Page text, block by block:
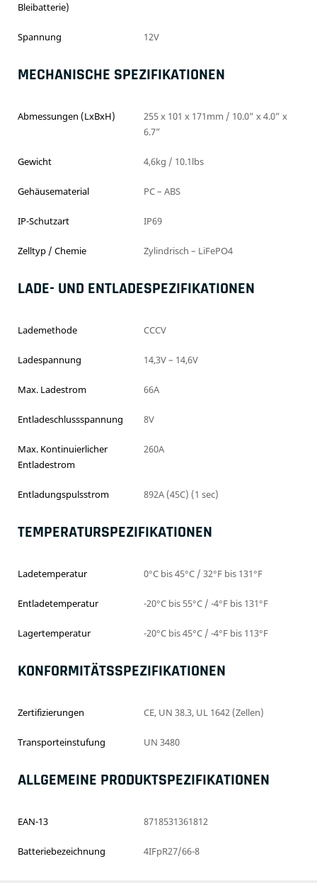
Bleibatterie)
Spannung 12V
MECHANISCHE SPEZIFIKATIONEN
Abmessungen (LxBxH)
255 x 101 x 171mm / 10.0” x 4.0” x
6.7”
Gewicht 4,6kg / 10.1lbs
Gehäusematerial PC – ABS
IP-Schutzart IP69
Zelltyp / Chemie Zylindrisch – LiFePO4
LADE- UND ENTLADESPEZIFIKATIONEN
Lademethode CCCV
Ladespannung 14,3V – 14,6V
Max. Ladestrom 66A
Entladeschlussspannung 8V
Max. Kontinuierlicher
Entladestrom
260A
Entladungspulsstrom 892A (45C) (1 sec)
TEMPERATURSPEZIFIKATIONEN
Ladetemperatur 0°C bis 45°C / 32°F bis 131°F
Entladetemperatur -20°C bis 55°C / -4°F bis 131°F
Lagertemperatur -20°C bis 45°C / -4°F bis 113°F
KONFORMITÄTSSPEZIFIKATIONEN
Zertifizierungen CE, UN 38.3, UL 1642 (Zellen)
Transporteinstufung UN 3480
ALLGEMEINE PRODUKTSPEZIFIKATIONEN
EAN-13 8718531361812
Batteriebezeichnung 4IFpR27/66-8